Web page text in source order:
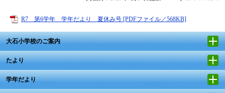
R7 第6学年 学年だより 夏休み号 [PDFファイル／568KB]
大石小学校のご案内
たより
学年だより